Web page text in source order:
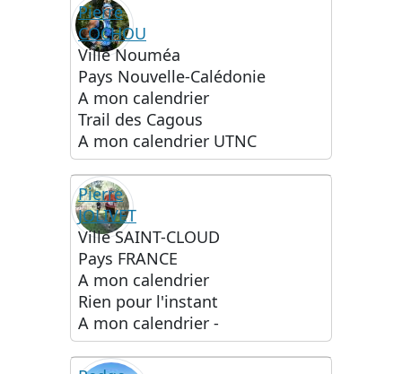
Pierre
COCHOU
Ville Nouméa
Pays Nouvelle-Calédonie
A mon calendrier
Trail des Cagous
A mon calendrier UTNC
Pierre
JOLIVET
Ville SAINT-CLOUD
Pays FRANCE
A mon calendrier
Rien pour l'instant
A mon calendrier -